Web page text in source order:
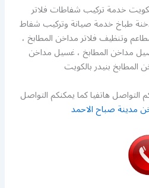
خدمة تركيب شفاطات فلاتر
طباخ خدمة صيانة وتركيب شفاط
وتنظيف فلاتر مداخن المطابخ ،
مداخن المطابخ ، غسيل مداخن
بنيدر بالكويت
هاتفيا كما يمكنكم التواصل
مدينة صباح الاحمد